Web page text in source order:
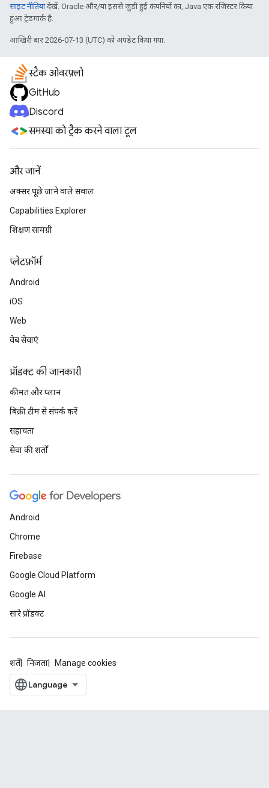
साइट नीतियांदेखें. Oracle और/या इससे जुड़ी हुई कंपनियों का, Java एक रजिस्टर किया
हुआ ट्रेडमार्क है.
आखिरी बार 2026-07-13 (UTC) को अपडेट किया गया.
स्टैक ओवरफ़्लो
GitHub
Discord
समस्या को ट्रैक करने वाला टूल
और जानें
अक्सर पूछे जाने वाले सवाल
Capabilities Explorer
शिक्षण सामग्री
प्‍लेटफ़ॉर्म
Android
iOS
Web
वेब सेवाएं
प्रॉडक्ट की जानकारी
कीमत और प्लान
बिक्री टीम से संपर्क करें
सहायता
सेवा की शर्तों
Android
Chrome
Firebase
Google Cloud Platform
Google AI
सारे प्रॉडक्ट
शर्तें निजता Manage cookies